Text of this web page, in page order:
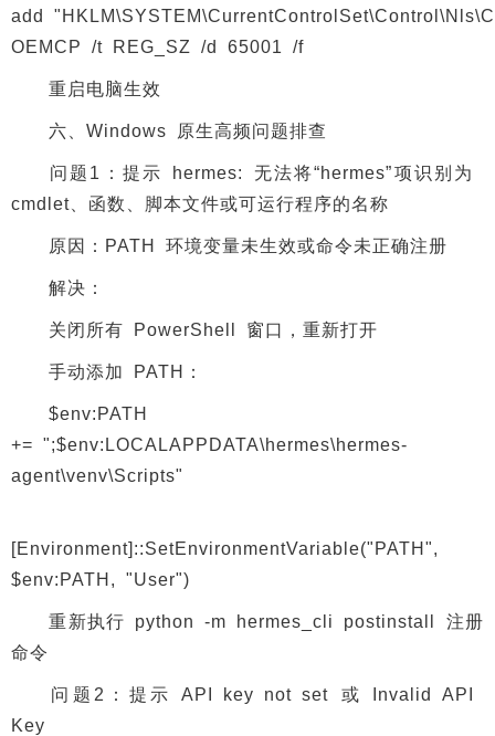
add
OEMCP /t REG_SZ /d 65001 /f
重启电脑生效
六、Windows 原生高频问题排查
问题1：提示 hermes: 无法将“hermes”项识别为
cmdlet、函数、脚本文件或可运行程序的名称
原因：PATH 环境变量未生效或命令未正确注册
解决：
关闭所有 PowerShell 窗口，重新打开
手动添加 PATH：
$env:PATH
+= ";$env:LOCALAPPDATA\hermes\hermes-
agent\venv\Scripts"
[Environment]::SetEnvironmentVariable("PATH",
$env:PATH, "User")
重新执行 python -m hermes_cli postinstall 注册
命令
问题2：提示 API key not set 或 Invalid API
Key